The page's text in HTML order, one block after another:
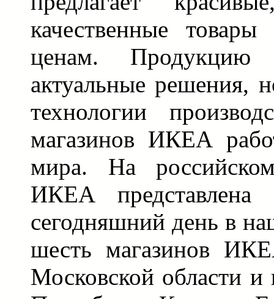
качественные
ценам.
актуальные решения,
технологии
магазинов ИКЕА
мира. На
ИКЕА
сегодняшний день в
шесть магазинов
Московской области